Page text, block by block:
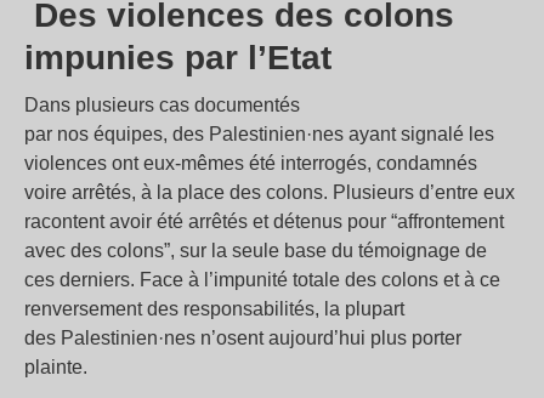
Des violences des colons
impunies par l’Etat
Dans plusieurs cas documentés
par nos équipes, des Palestinien·nes ayant signalé les
violences ont eux-mêmes été interrogés, condamnés
voire arrêtés, à la place des colons. Plusieurs d’entre eux
racontent avoir été arrêtés et détenus pour “affrontement
avec des colons”, sur la seule base du témoignage de
ces derniers. Face à l’impunité totale des colons et à ce
renversement des responsabilités, la plupart
des Palestinien·nes n’osent aujourd’hui plus porter
plainte.